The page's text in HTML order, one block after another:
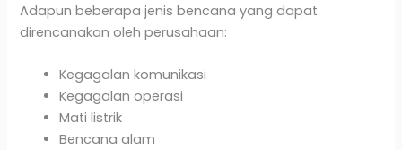
Adapun beberapa jenis bencana yang dapat
direncanakan oleh perusahaan:
Kegagalan komunikasi
Kegagalan operasi
Mati listrik
Bencana alam